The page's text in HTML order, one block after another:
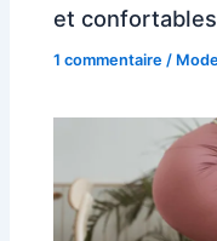
et
1 commentaire / Mode